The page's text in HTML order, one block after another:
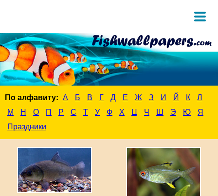
По алфавиту: А Б В Г Д Е Ж З И Й К
Л
М
Н О П Р С Т У Ф Х Ц Ч Ш Э Ю
Я
Праздники